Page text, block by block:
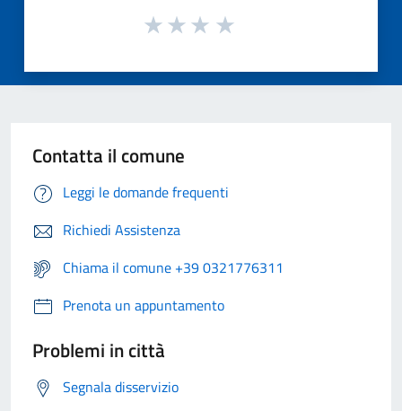
Contatta il comune
Leggi le domande frequenti
Richiedi Assistenza
Chiama il comune +39 0321776311
Prenota un appuntamento
Problemi in città
Segnala disservizio